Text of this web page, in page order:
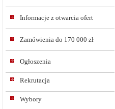
Informacje z otwarcia ofert
Zamówienia do 170 000 zł
Ogłoszenia
Rekrutacja
Wybory